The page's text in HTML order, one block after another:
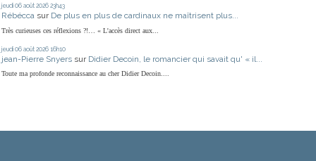
jeudi 06 août 2026 23h43
Rébécca sur De plus en plus de cardinaux ne maîtrisent plus...
Très curieuses ces réflexions ?!… « L'accès direct aux...
jeudi 06 août 2026 16h10
jean-Pierre Snyers sur Didier Decoin, le romancier qui savait qu' « il...
Toute ma profonde reconnaissance au cher Didier Decoin....